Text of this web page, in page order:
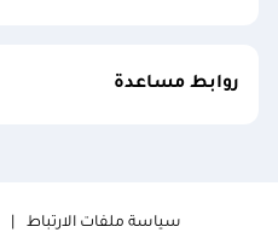
روابط مساعدة
سياسة ملفات الارتباط